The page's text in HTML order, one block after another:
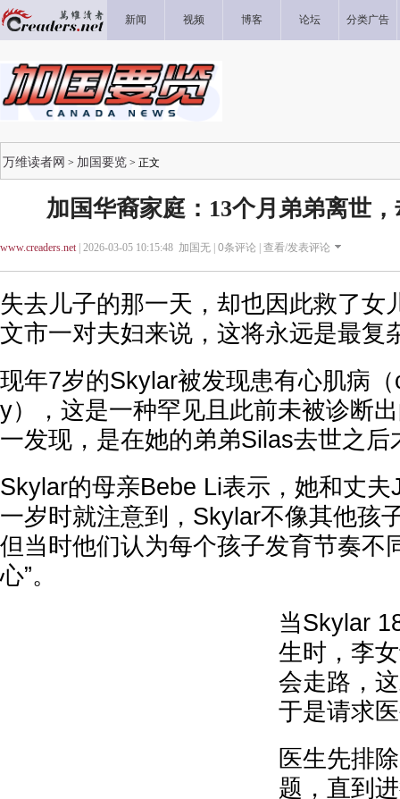
新闻 视频 博客 论坛 分类广告
万维读者网 > 加国要览 > 正文
加国华裔家庭：13个月弟弟离世
www.creaders.net| 2026-03-05 10:15:48 加国无 | 0条评论 | 查看/发表评论
失去儿子的那一天，却也因此救了女
文市一对夫妇来说，这将永远是最复
现年7岁的Skylar被发现患有心肌病
y），这是一种罕见且此前未被诊断
一发现，是在她的弟弟Silas去世之后
Skylar的母亲Bebe Li表示，她和丈
一岁时就注意到，Skylar不像其他孩
但当时他们认为每个孩子发育节奏不
心”。
当Skylar
生时，李
会走路，
于是请求
医生先排
题，直到